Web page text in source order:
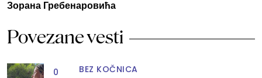
Зорана Гребенаровића
Povezane vesti
0 BEZ KOČNICA